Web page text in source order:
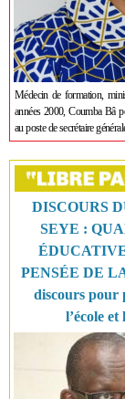
Médecin de formation,
années 2000, Coumba Bâ
au poste de secrétaire
DISCOURS
SEYE :
PENSÉE DE
discours pour
l’école